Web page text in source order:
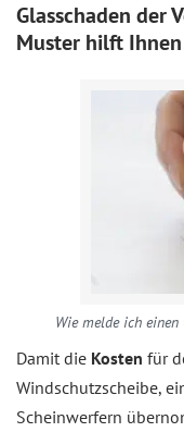
Glasschaden der
Muster hilft
Wie melde ich
Damit die Kosten für
Windschutzscheibe,
Scheinwerfern